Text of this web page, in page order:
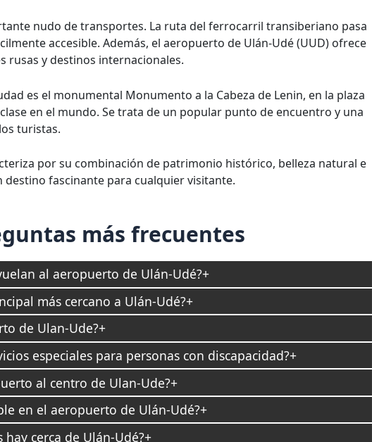
nudo de transportes. La ruta del ferrocarril transiberiano pasa
accesible. Además, el aeropuerto de Ulán-Udé (UUD) ofrece
rusas y destinos internacionales.
es el monumental Monumento a la Cabeza de Lenin, en la plaza
en el mundo. Se trata de un popular punto de encuentro y una
turistas.
por su combinación de patrimonio histórico, belleza natural e
fascinante para cualquier visitante.
más frecuentes
al aeropuerto de Ulán-Udé?
más cercano a Ulán-Udé?
de Ulan-Ude?
especiales para personas con discapacidad?
al centro de Ulan-Ude?
en el aeropuerto de Ulán-Udé?
cerca de Ulán-Udé?